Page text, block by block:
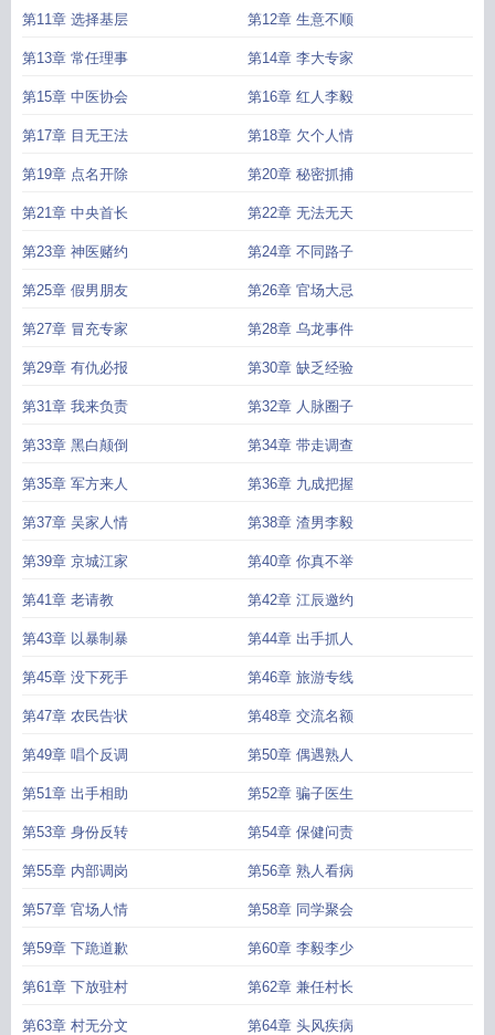
第11章 选择基层 第12章 生意不顺
第13章 常任理事 第14章 李大专家
第15章 中医协会 第16章 红人李毅
第17章 目无王法 第18章 欠个人情
第19章 点名开除 第20章 秘密抓捕
第21章 中央首长 第22章 无法无天
第23章 神医赌约 第24章 不同路子
第25章 假男朋友 第26章 官场大忌
第27章 冒充专家 第28章 乌龙事件
第29章 有仇必报 第30章 缺乏经验
第31章 我来负责 第32章 人脉圈子
第33章 黑白颠倒 第34章 带走调查
第35章 军方来人 第36章 九成把握
第37章 吴家人情 第38章 渣男李毅
第39章 京城江家 第40章 你真不举
第41章 老请教 第42章 江辰邀约
第43章 以暴制暴 第44章 出手抓人
第45章 没下死手 第46章 旅游专线
第47章 农民告状 第48章 交流名额
第49章 唱个反调 第50章 偶遇熟人
第51章 出手相助 第52章 骗子医生
第53章 身份反转 第54章 保健问责
第55章 内部调岗 第56章 熟人看病
第57章 官场人情 第58章 同学聚会
第59章 下跪道歉 第60章 李毅李少
第61章 下放驻村 第62章 兼任村长
第63章 村无分文 第64章 头风疾病